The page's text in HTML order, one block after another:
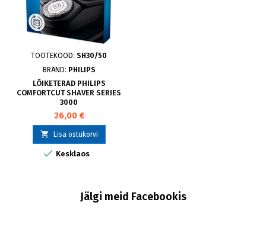
TOOTEKOOD: SH30/50
BRÄND: PHILIPS
LÕIKETERAD PHILIPS
COMFORTCUT SHAVER SERIES
3000
26,00 €
 Lisa ostukorvi
 Kesklaos
Jälgi meid Facebookis